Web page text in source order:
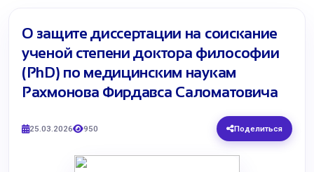
О защите диссертации на соискание
ученой степени доктора философии
(PhD) по медицинским наукам
Рахмонова Фирдавса Саломатовича
25.03.2026 950 Поделиться